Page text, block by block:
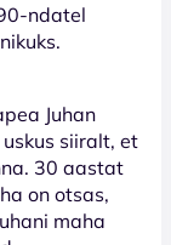
ndatel
Juhan
siiralt, et
30 aastat
on otsas,
maha